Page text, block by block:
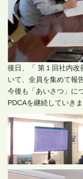
後日、「 第１回社内改
いて、全員を集めて報
今後も「あいさつ」に
PDCAを継続していきま